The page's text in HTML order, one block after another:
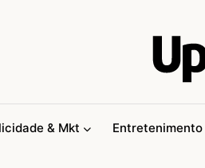
& Mkt Entretenimento